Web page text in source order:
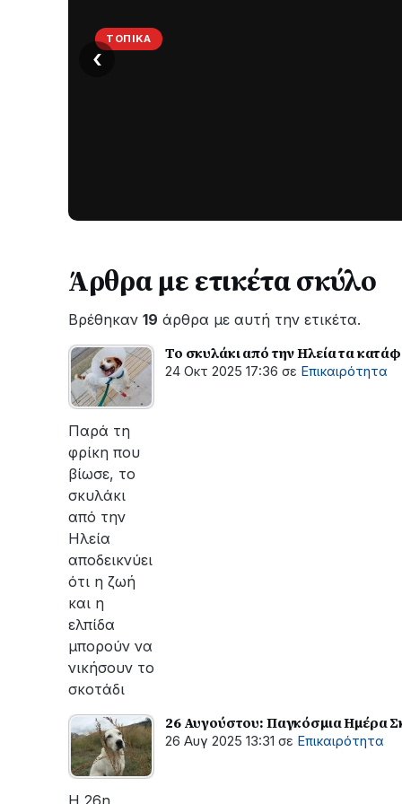
ΤΟΠΙΚΆ
Στο
Λυγιά
περιοχές
περίπου
ώρες
–
Σε
εξέλιξη
οι
εργασίες
του
ΔΕΔΔΗΕ
για
την
αποκατάσταση
της
βλάβης
‹
Άρθρα με ετικέτα σκύλο
Βρέθηκαν 19 άρθρα με αυτή την ετικέτα.
Το σκυλάκι από την Ηλεία τα
24 Οκτ 2025 17:36 σε Επικαιρότητα
Παρά τη
φρίκη που
βίωσε, το
σκυλάκι
από την
Ηλεία
αποδεικνύει
ότι η ζωή
και η
ελπίδα
μπορούν να
νικήσουν το
σκοτάδι
26 Αυγούστου: Παγκόσμια Ημέρα
26 Αυγ 2025 13:31 σε Επικαιρότητα
Η 26η